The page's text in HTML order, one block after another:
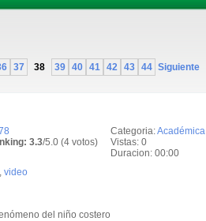
37 38 39 40 41 42 43 44 Siguiente
Categoria:Académica
Vistas: 0
Duracion: 00:00
3.3/5.0 (4 votos)
, video
del niño costero